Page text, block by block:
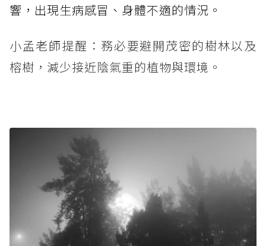
響，出現生病感冒、身體不適的情況。
小孟老師提醒：務必要避開茂密的樹林以及
榕樹，減少接近陰氣重的植物與環境。